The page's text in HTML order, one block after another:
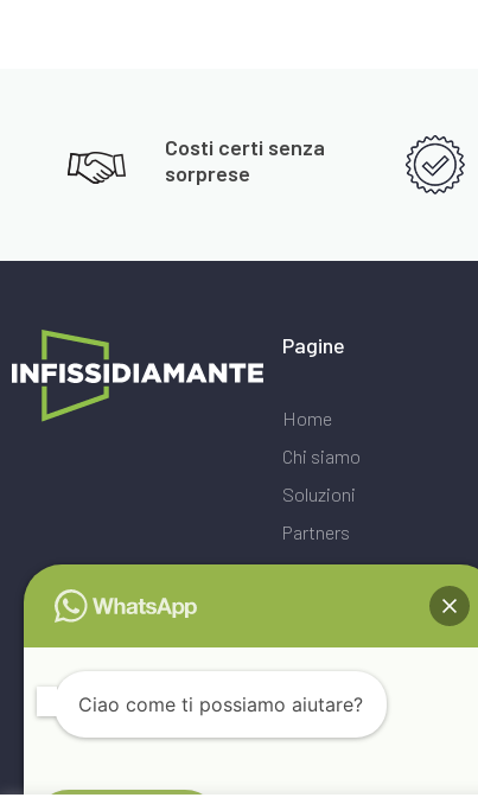
Costi certi senza
sorprese
Pagine
Home
Chi siamo
Soluzioni
Partners
Blog
Ciao come ti possiamo aiutare?